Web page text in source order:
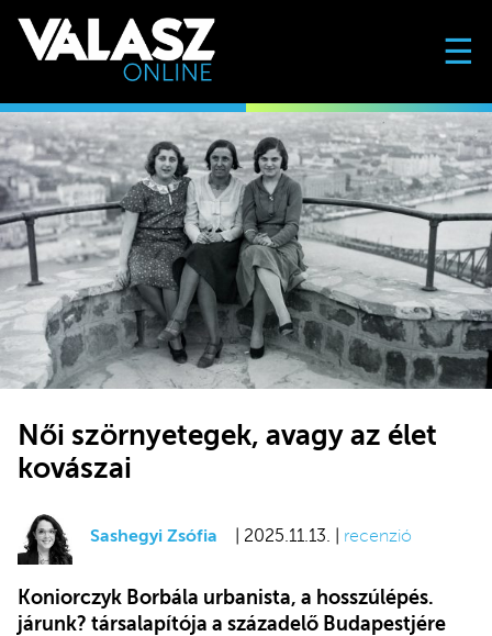
☰
Női szörnyetegek, avagy az élet
kovászai
Sashegyi Zsófia | 2025.11.13. | recenzió
Koniorczyk Borbála urbanista, a hosszúlépés.
járunk? társalapítója a századelő Budapestjére